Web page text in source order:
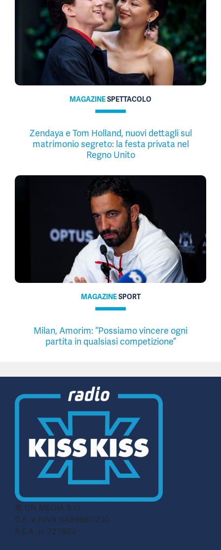
MAGAZINESPETTACOLO
Zendaya e Tom Holland, nuovi dettagli sul
matrimonio segreto: la festa privata nel
Regno Unito
MAGAZINESPORT
Milan, Amorim: “Possiamo vincere ogni
partita in qualsiasi competizione”
© CN MEDIA S.r.l.
C.F. e P.IVA 04998911210
R.E.A. n. 727803